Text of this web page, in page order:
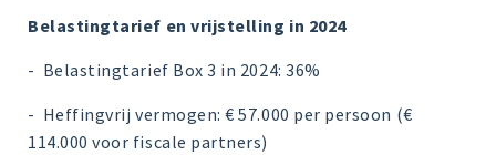
Belastingtarief en vrijstelling in 2024
- Belastingtarief Box 3 in 2024: 36%
- Heffingvrij vermogen: € 57.000 per persoon (€
114.000 voor fiscale partners)